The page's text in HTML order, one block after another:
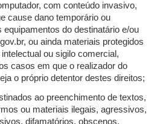
com conteúdo invasivo,
cause dano temporário ou
equipamentos do destinatário e/ou
ou ainda materiais protegidos
ou sigilo comercial,
casos em que o realizador do
o próprio detentor destes direitos;
ao preenchimento de textos,
ou materiais ilegais, agressivos,
difamatórios, obscenos,